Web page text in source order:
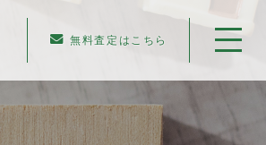
無料査定はこちら
当社について